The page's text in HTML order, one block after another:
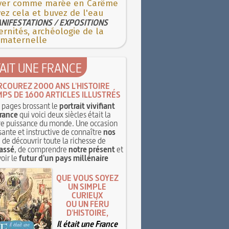
comme marée en Carême
cela et buvez de l'eau
/ EXPOSITIONS
archéologie de la
UNE FRANCE
2000 ANS L'HISTOIRE
DE 1600 ARTICLES ILLUSTRÉS
brossant leportrait vivifiant
qui voici deux siècles était la
puissance du monde. Une occasion
et instructive de connaîtrenos
de découvrir toute la richesse de
, de comprendrenotre présentet
lefutur d'un pays millénaire
QUE VOUS SOYEZ
UN SIMPLE
CURIEUX
OU UN FÉRU
D'HISTOIRE,
Il était une France